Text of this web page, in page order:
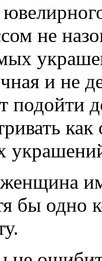
не
и не
подойти
как
бы одно